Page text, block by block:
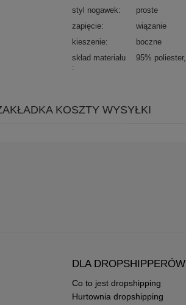
styl nogawek
proste
zapięcie
wiązanie
kieszenie
boczne
skład materiału
95% poliester
KOSZTY WYSYŁKI
DLA DROPSHIPPERÓW
Co to jest dropshipping
Hurtownia dropshipping